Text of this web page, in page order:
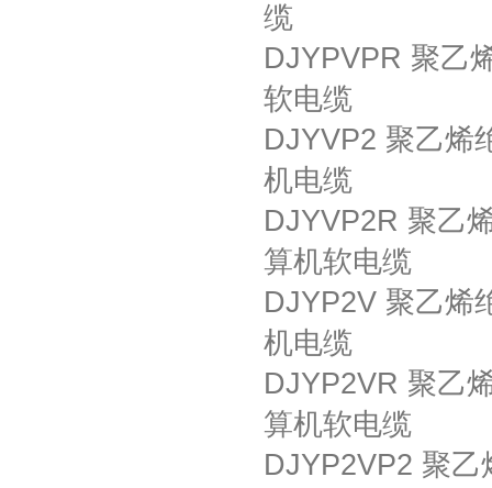
缆
DJYPVPR 聚乙
软电缆
DJYVP2 聚乙烯
机电缆
DJYVP2R 聚乙
算机软电缆
DJYP2V 聚乙烯
机电缆
DJYP2VR 聚乙
算机软电缆
DJYP2VP2 聚